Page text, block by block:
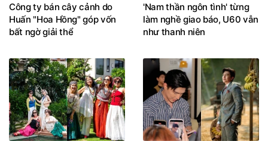
Công ty bán cây cảnh do
Huấn "Hoa Hồng" góp vốn
bất ngờ giải thể
'Nam thần ngôn tình' từng
làm nghề giao báo, U60 vẫn
như thanh niên